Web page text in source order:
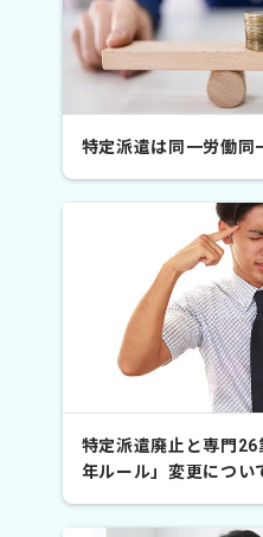
特定派遣は同一労働同
特定派遣廃止と専門
年ルール」変更につい